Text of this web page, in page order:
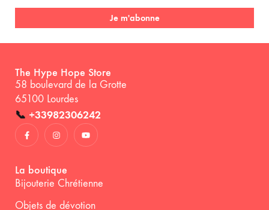
Je m'abonne
The Hype Hope Store
58 boulevard de la Grotte
65100 Lourdes
📞 +33982306242
La boutique
Bijouterie Chrétienne
Objets de dévotion